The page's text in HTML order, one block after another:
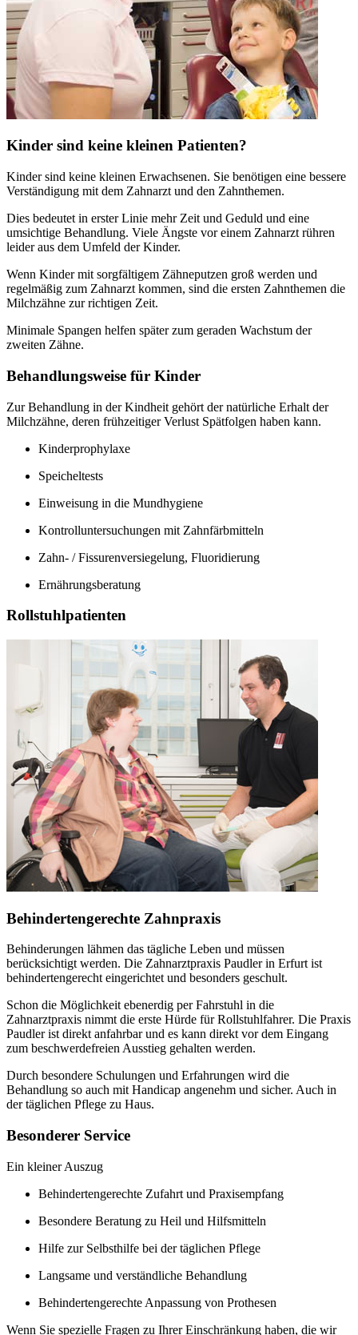
Kinder sind keine kleinen Patienten?
Kinder sind keine kleinen Erwachsenen. Sie benötigen eine bessere
Verständigung mit dem Zahnarzt und den Zahnthemen.
Dies bedeutet in erster Linie mehr Zeit und Geduld und eine
umsichtige Behandlung. Viele Ängste vor einem Zahnarzt rühren
leider aus dem Umfeld der Kinder.
Wenn Kinder mit sorgfältigem Zähneputzen groß werden und
regelmäßig zum Zahnarzt kommen, sind die ersten Zahnthemen die
Milchzähne zur richtigen Zeit.
Minimale Spangen helfen später zum geraden Wachstum der
zweiten Zähne.
Behandlungsweise für Kinder
Zur Behandlung in der Kindheit gehört der natürliche Erhalt der
Milchzähne, deren frühzeitiger Verlust Spätfolgen haben kann.
Kinderprophylaxe
Speicheltests
Einweisung in die Mundhygiene
Kontrolluntersuchungen mit Zahnfärbmitteln
Zahn- / Fissurenversiegelung, Fluoridierung
Ernährungsberatung
Rollstuhlpatienten
Behindertengerechte Zahnpraxis
Behinderungen lähmen das tägliche Leben und müssen
berücksichtigt werden. Die Zahnarztpraxis Paudler in Erfurt ist
behindertengerecht eingerichtet und besonders geschult.
Schon die Möglichkeit ebenerdig per Fahrstuhl in die
Zahnarztpraxis nimmt die erste Hürde für Rollstuhlfahrer. Die Praxis
Paudler ist direkt anfahrbar und es kann direkt vor dem Eingang
zum beschwerdefreien Ausstieg gehalten werden.
Durch besondere Schulungen und Erfahrungen wird die
Behandlung so auch mit Handicap angenehm und sicher. Auch in
der täglichen Pflege zu Haus.
Besonderer Service
Ein kleiner Auszug
Behindertengerechte Zufahrt und Praxisempfang
Besondere Beratung zu Heil und Hilfsmitteln
Hilfe zur Selbsthilfe bei der täglichen Pflege
Langsame und verständliche Behandlung
Behindertengerechte Anpassung von Prothesen
Wenn Sie spezielle Fragen zu Ihrer Einschränkung haben, die wir